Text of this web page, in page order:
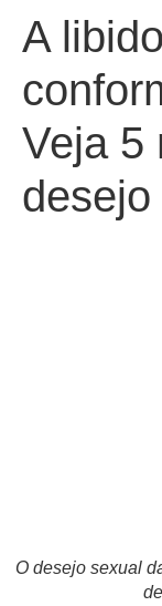
A
Veja 5
O desejo sexual